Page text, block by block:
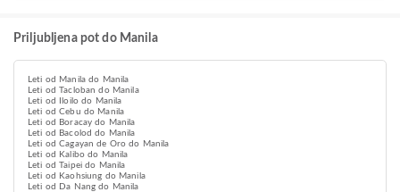
Priljubljena pot do Manila
Leti od Manila do Manila
Leti od Tacloban do Manila
Leti od Iloilo do Manila
Leti od Cebu do Manila
Leti od Boracay do Manila
Leti od Bacolod do Manila
Leti od Cagayan de Oro do Manila
Leti od Kalibo do Manila
Leti od Taipei do Manila
Leti od Kaohsiung do Manila
Leti od Da Nang do Manila